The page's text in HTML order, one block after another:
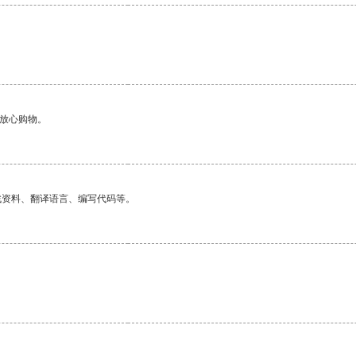
心购物。
料、翻译语言、编写代码等。